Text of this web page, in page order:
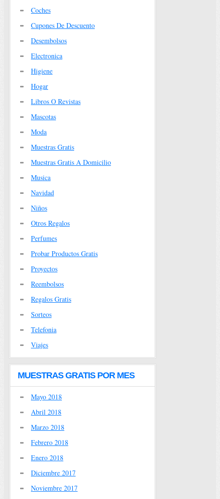
Coches
Cupones De Descuento
Desembolsos
Electronica
Higiene
Hogar
Libros O Revistas
Mascotas
Moda
Muestras Gratis
Muestras Gratis A Domicilio
Musica
Navidad
Niños
Otros Regalos
Perfumes
Probar Productos Gratis
Proyectos
Reembolsos
Regalos Gratis
Sorteos
Telefonia
Viajes
MUESTRAS GRATIS POR MES
Mayo 2018
Abril 2018
Marzo 2018
Febrero 2018
Enero 2018
Diciembre 2017
Noviembre 2017